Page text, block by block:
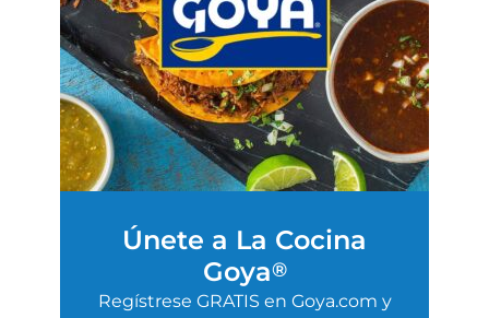
Únete a La Cocina
Goya®
Regístrese GRATIS en Goya.com y